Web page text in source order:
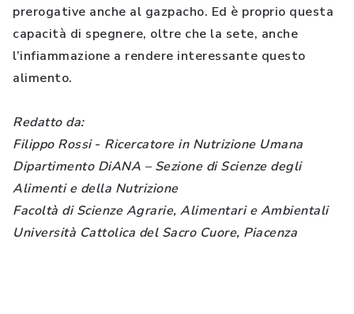
prerogative anche al gazpacho. Ed è proprio questa
capacità di spegnere, oltre che la sete, anche
l’infiammazione a rendere interessante questo
alimento.
Redatto da:
Filippo Rossi- Ricercatore in Nutrizione Umana
Dipartimento DiANA – Sezione di Scienze degli
Alimenti e della Nutrizione
Facoltà di Scienze Agrarie, Alimentari e Ambientali
Università Cattolica del Sacro Cuore, Piacenza